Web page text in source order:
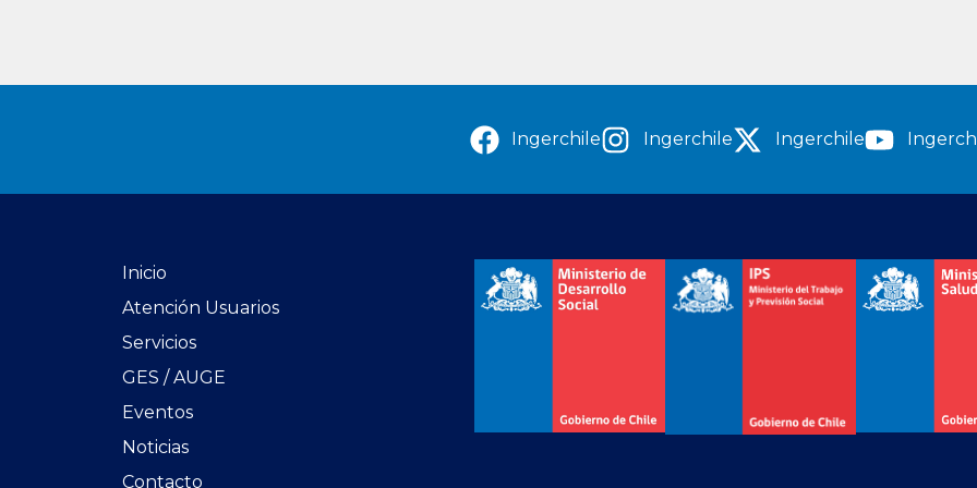
Ingerchile Ingerchile Ingerchile
Inicio
Atención Usuarios
Servicios
GES / AUGE
Eventos
Noticias
Contacto